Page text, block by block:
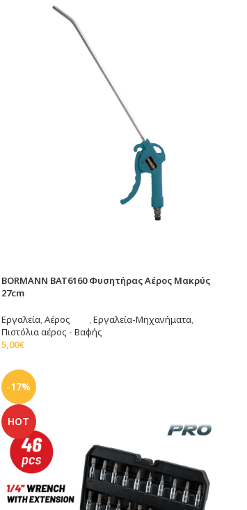
BORMANN BAT6160 Φυσητήρας Αέρος Μακρύς
27cm
Εργαλεία,Αέρος ,Εργαλεία-Μηχανήματα,
Πιστόλια αέρος - Βαφής
5,00€
-17%
HOT